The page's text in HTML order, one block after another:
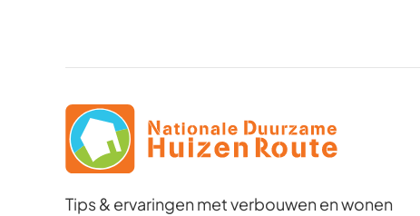
Tips & ervaringen met verbouwen en wonen